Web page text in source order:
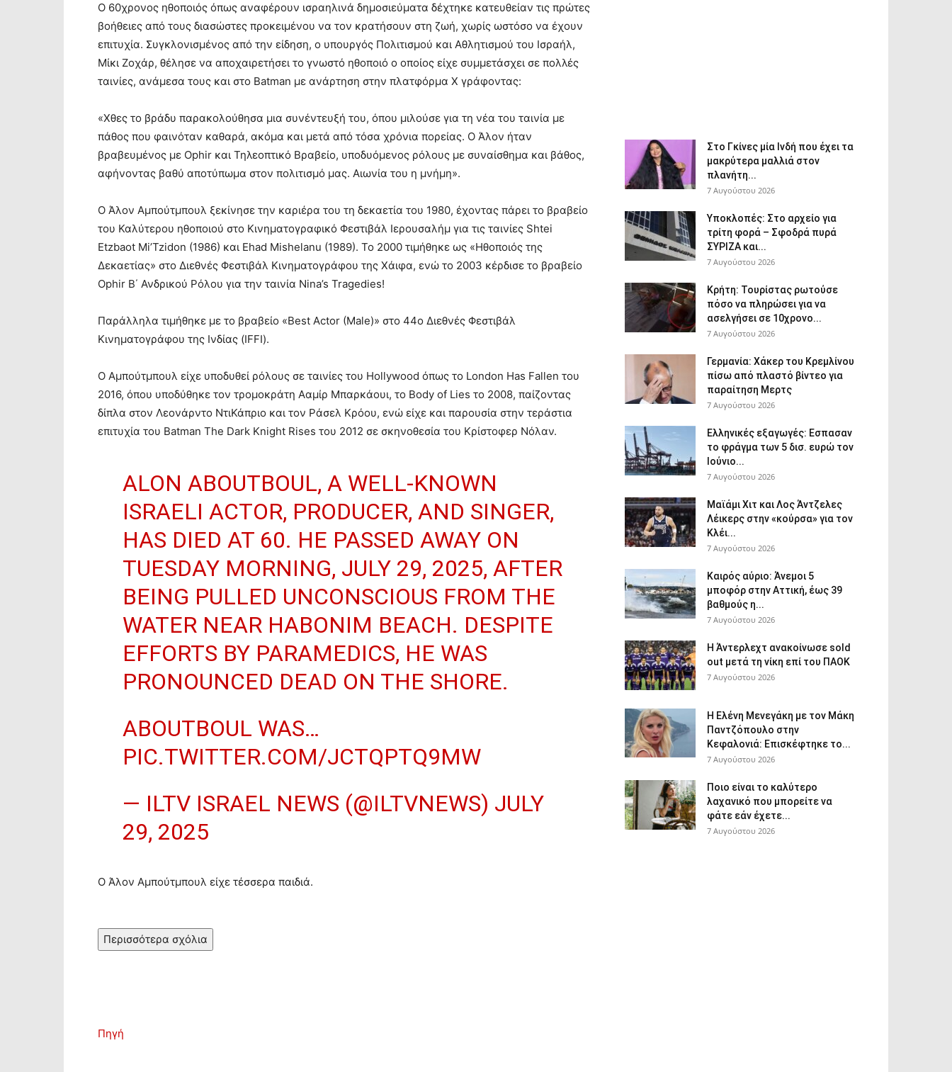
Ο 60χρονος ηθοποιός όπως αναφέρουν ισραηλινά δημοσιεύματα δέχτηκε κατευθείαν τις πρώτες
βοήθειες από τους διασώστες προκειμένου να τον κρατήσουν στη ζωή, χωρίς ωστόσο να έχουν
επιτυχία. Συγκλονισμένος από την είδηση, ο υπουργός Πολιτισμού και Αθλητισμού του Ισραήλ,
Μίκι Ζοχάρ, θέλησε να αποχαιρετήσει το γνωστό ηθοποιό ο οποίος είχε συμμετάσχει σε πολλές
ταινίες, ανάμεσα τους και στο Batman με ανάρτηση στην πλατφόρμα Χ γράφοντας:
«Χθες το βράδυ παρακολούθησα μια συνέντευξή του, όπου μιλούσε για τη νέα του ταινία με
πάθος που φαινόταν καθαρά, ακόμα και μετά από τόσα χρόνια πορείας. Ο Άλον ήταν
βραβευμένος με Ophir και Τηλεοπτικό Βραβείο, υποδυόμενος ρόλους με συναίσθημα και βάθος,
αφήνοντας βαθύ αποτύπωμα στον πολιτισμό μας. Αιωνία του η μνήμη».
Ο Άλον Αμπούτμπουλ ξεκίνησε την καριέρα του τη δεκαετία του 1980, έχοντας πάρει το βραβείο
του Καλύτερου ηθοποιού στο Κινηματογραφικό Φεστιβάλ Ιερουσαλήμ για τις ταινίες Shtei
Etzbaot Mi’Tzidon (1986) και Ehad Mishelanu (1989). Το 2000 τιμήθηκε ως «Ηθοποιός της
Δεκαετίας» στο Διεθνές Φεστιβάλ Κινηματογράφου της Χάιφα, ενώ το 2003 κέρδισε το βραβείο
Ophir Β΄ Ανδρικού Ρόλου για την ταινία Nina’s Tragedies!
Παράλληλα τιμήθηκε με το βραβείο «Best Actor (Male)» στο 44ο Διεθνές Φεστιβάλ
Κινηματογράφου της Ινδίας (IFFI).
Ο Αμπούτμπουλ είχε υποδυθεί ρόλους σε ταινίες του Hollywood όπως το London Has Fallen του
2016, όπου υποδύθηκε τον τρομοκράτη Ααμίρ Μπαρκάουι, το Body of Lies το 2008, παίζοντας
δίπλα στον Λεονάρντο ΝτιΚάπριο και τον Ράσελ Κρόου, ενώ είχε και παρουσία στην τεράστια
επιτυχία του Batman The Dark Knight Rises του 2012 σε σκηνοθεσία του Κρίστοφερ Νόλαν.
ALON ABOUTBOUL, A WELL-KNOWN
ISRAELI ACTOR, PRODUCER, AND SINGER,
HAS DIED AT 60. HE PASSED AWAY ON
TUESDAY MORNING, JULY 29, 2025, AFTER
BEING PULLED UNCONSCIOUS FROM THE
WATER NEAR HABONIM BEACH. DESPITE
EFFORTS BY PARAMEDICS, HE WAS
PRONOUNCED DEAD ON THE SHORE.
ABOUTBOUL WAS…
PIC.TWITTER.COM/JCTQPTQ9MW
— ILTV ISRAEL NEWS (@ILTVNEWS) JULY
29, 2025
Ο Άλον Αμπούτμπουλ είχε τέσσερα παιδιά.
Περισσότερα σχόλια
Πηγή
Στο Γκίνες μία Ινδή που έχει τα
μακρύτερα μαλλιά στον
πλανήτη...
7 Αυγούστου 2026
Υποκλοπές: Στο αρχείο για
τρίτη φορά – Σφοδρά πυρά
ΣΥΡΙΖΑ και...
7 Αυγούστου 2026
Κρήτη: Τουρίστας ρωτούσε
πόσο να πληρώσει για να
ασελγήσει σε 10χρονο...
7 Αυγούστου 2026
Γερμανία: Χάκερ του Κρεμλίνου
πίσω από πλαστό βίντεο για
παραίτηση Μερτς
7 Αυγούστου 2026
Ελληνικές εξαγωγές: Εσπασαν
το φράγμα των 5 δισ. ευρώ τον
Ιούνιο...
7 Αυγούστου 2026
Μαϊάμι Χιτ και Λος Άντζελες
Λέικερς στην «κούρσα» για τον
Κλέι...
7 Αυγούστου 2026
Καιρός αύριο: Άνεμοι 5
μποφόρ στην Αττική, έως 39
βαθμούς η...
7 Αυγούστου 2026
Η Άντερλεχτ ανακοίνωσε sold
out μετά τη νίκη επί του ΠΑΟΚ
7 Αυγούστου 2026
Η Ελένη Μενεγάκη με τον Μάκη
Παντζόπουλο στην
Κεφαλονιά: Επισκέφτηκε το...
7 Αυγούστου 2026
Ποιο είναι το καλύτερο
λαχανικό που μπορείτε να
φάτε εάν έχετε...
7 Αυγούστου 2026